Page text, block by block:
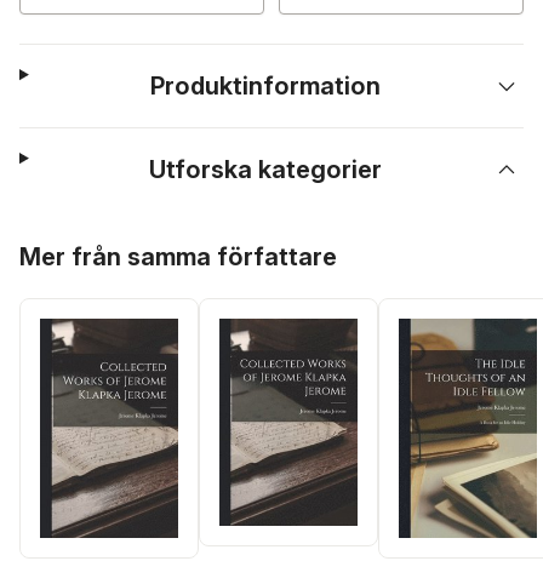
Produktinformation
Utforska kategorier
Mer från samma författare